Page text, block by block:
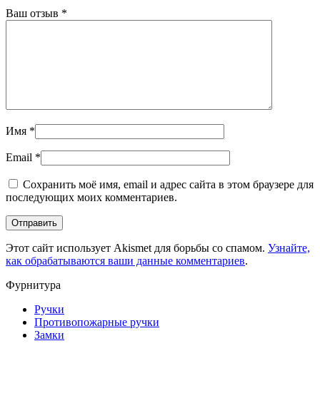
Ваш отзыв *
Имя *
Email *
Сохранить моё имя, email и адрес сайта в этом браузере для
последующих моих комментариев.
Этот сайт использует Akismet для борьбы со спамом. Узнайте,
как обрабатываются ваши данные комментариев.
Фурнитура
Ручки
Противопожарные ручки
Замки